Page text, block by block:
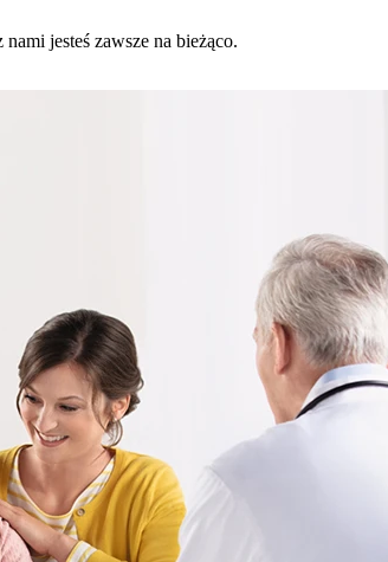
jesteś zawsze na bieżąco.